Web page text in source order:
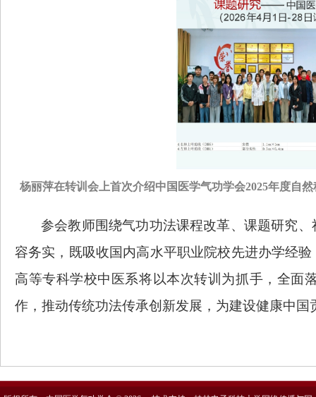
杨丽萍在转训会上首次介绍中国医学气功学会2025年度
参会教师围绕气功功法课程改革、课题研究
容务实，既吸收国内高水平职业院校先进办学经
高等专科学校中医系将以本次转训为抓手，全面
作，推动传统功法传承创新发展，为建设健康中国